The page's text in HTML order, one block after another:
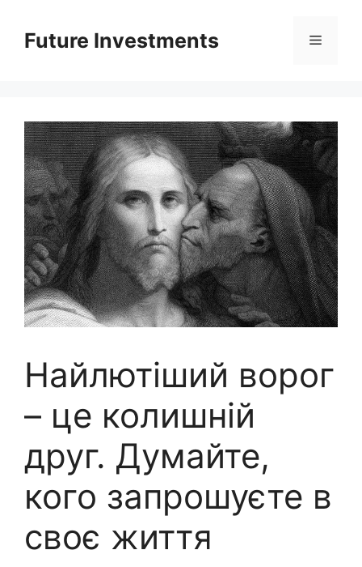
вмістуFuture Investments Меню
Найлютіший ворог
– це колишній
друг. Думайте,
кого запрошуєте в
своє життя